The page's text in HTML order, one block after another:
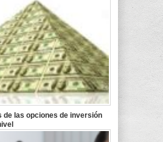
de las opciones de inversión